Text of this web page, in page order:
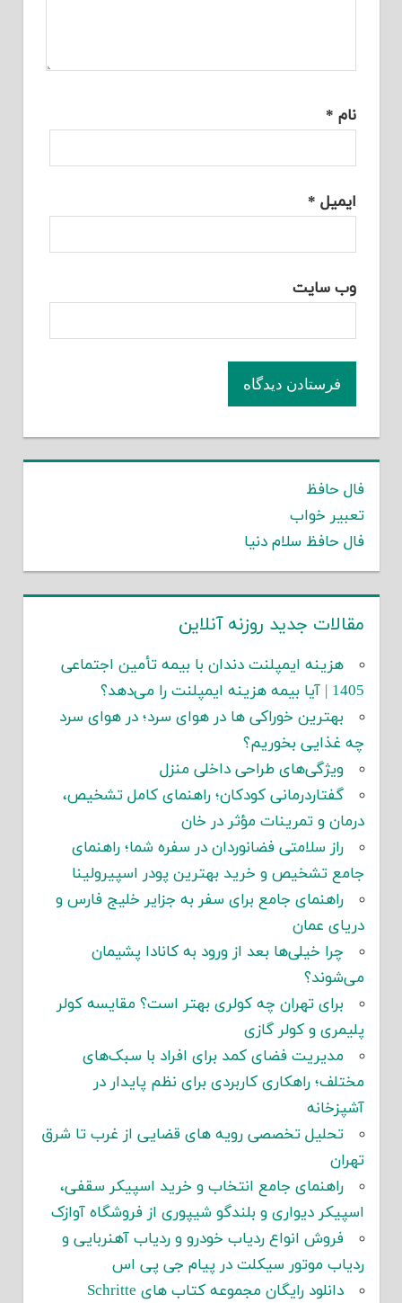
نام *
ایمیل *
وب‌ سایت
فال حافظ
تعبیر خواب
فال حافظ سلام دنیا
مقالات جدید روزنه آنلاین
هزینه ایمپلنت دندان با بیمه تأمین اجتماعی
1405 | آیا بیمه هزینه ایمپلنت را می‌دهد؟
بهترین خوراکی ها در هوای سرد؛ در هوای سرد
چه غذایی بخوریم؟
ویژگی‌های طراحی داخلی منزل
گفتاردرمانی کودکان؛ راهنمای کامل تشخیص،
درمان و تمرینات مؤثر در خان
راز سلامتی فضانوردان در سفره شما؛ راهنمای
جامع تشخیص و خرید بهترین پودر اسپیرولینا
راهنمای جامع برای سفر به جزایر خلیج فارس و
دریای عمان
چرا خیلی‌ها بعد از ورود به کانادا پشیمان
می‌شوند؟
برای تهران چه کولری بهتر است؟ مقایسه کولر
پلیمری و کولر گازی
مدیریت فضای کمد برای افراد با سبک‌های
مختلف؛ راهکاری کاربردی برای نظم پایدار در
آشپزخانه
تحلیل تخصصی رویه های قضایی از غرب تا شرق
تهران
راهنمای جامع انتخاب و خرید اسپیکر سقفی،
اسپیکر دیواری و بلندگو شیپوری از فروشگاه آوازک
فروش انواع ردیاب خودرو و ردیاب آهنربایی و
ردیاب موتور سیکلت در پیام جی پی اس
دانلود رایگان مجموعه کتاب های Schritte